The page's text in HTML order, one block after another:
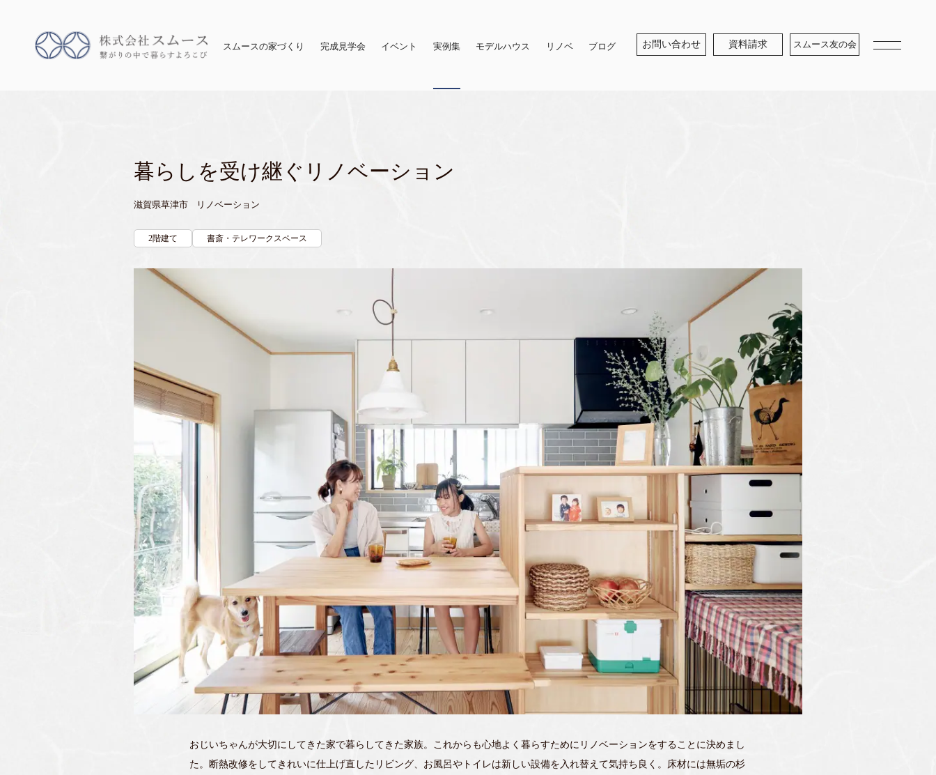
スムースの家づくり 完成見学会 イベント 実例集 モデルハウス リノベ ブログ お問い合わせ 資料請求 スムース友の会
暮らしを受け継ぐリノベーション
滋賀県草津市 リノベーション
2階建て 書斎・テレワークスペース
おじいちゃんが大切にしてきた家で暮らしてきた家族。これからも心地よく暮らすためにリノベーションをすることに決めまし
た。断熱改修をしてきれいに仕上げ直したリビング、お風呂やトイレは新しい設備を入れ替えて気持ち良く。床材には無垢の杉